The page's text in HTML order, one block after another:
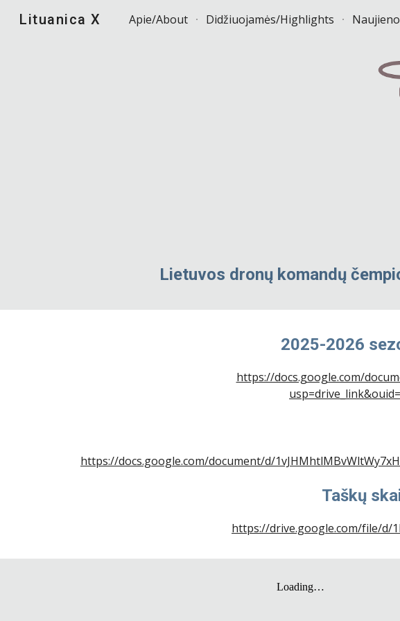
Skip to main content
Lituanica X Apie/About Didžiuojamės/Highlights
Lietuvos dronųkomandų
2025-2026
https://docs.google.com/
https://docs.google.com/document/d/
Taškų
https://drive.google.com/file/d/